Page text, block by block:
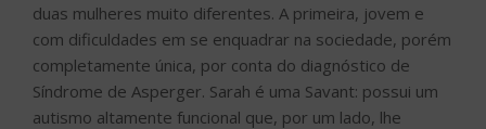
duas mulheres muito diferentes. A primeira, jovem e
com dificuldades em se enquadrar na sociedade, porém
completamente única, por conta do diagnóstico de
Síndrome de Asperger. Sarah é uma Savant: possui um
autismo altamente funcional que, por um lado, lhe